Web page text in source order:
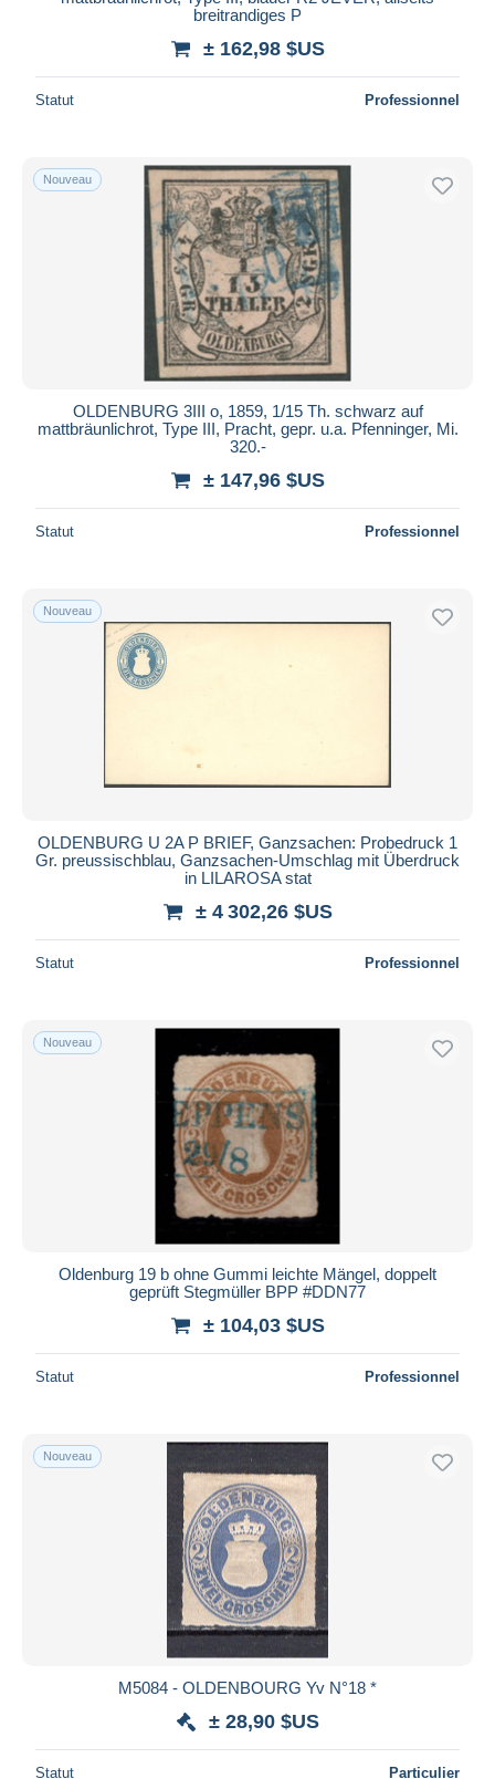
Résidence du vendeur
Appliquer
breitrandiges P
± 162,98 $US
Statut Professionnel
Nouveau
OLDENBURG 3III o, 1859, 1/15 Th. schwarz auf
mattbräunlichrot, Type III, Pracht, gepr. u.a. Pfenninger, Mi.
320.-
± 147,96 $US
Statut Professionnel
Nouveau
OLDENBURG U 2A P BRIEF, Ganzsachen: Probedruck 1
Gr. preussischblau, Ganzsachen-Umschlag mit Überdruck
in LILAROSA stat
± 4 302,26 $US
Statut Professionnel
Nouveau
Oldenburg 19 b ohne Gummi leichte Mängel, doppelt
geprüft Stegmüller BPP #DDN77
± 104,03 $US
Statut Professionnel
Nouveau
M5084 - OLDENBOURG Yv N°18 *
± 28,90 $US
Statut Particulier